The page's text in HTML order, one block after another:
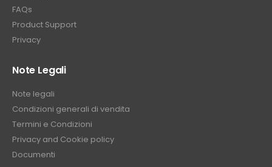
FAQs
Product Support
Privacy
Note Legali
Note legali
Condizioni generali di vendita
Termini e Condizioni
Privacy and Cookie policy
Documenti